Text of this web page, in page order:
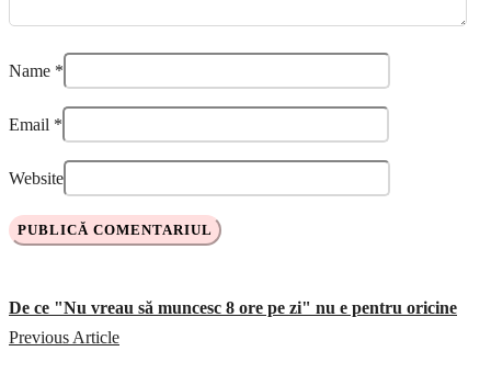
Name *
Email *
Website
De ce "Nu vreau să muncesc 8 ore pe zi" nu e pentru oricine
Previous Article